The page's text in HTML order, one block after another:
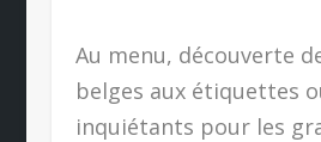
Au menu, découverte
belges aux étiquettes
inquiétants pour les